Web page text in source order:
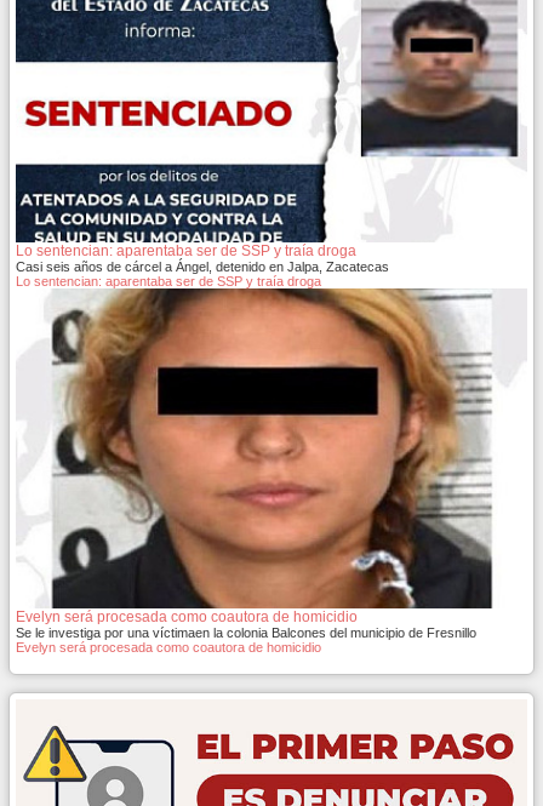
Lo sentencian: aparentaba ser de SSP y traía droga
Casi seis años de cárcel a Ángel, detenido en Jalpa, Zacatecas
Lo sentencian: aparentaba ser de SSP y traía droga
Evelyn será procesada como coautora de homicidio
Se le investiga por una víctimaen la colonia Balcones del municipio de Fresnillo
Evelyn será procesada como coautora de homicidio